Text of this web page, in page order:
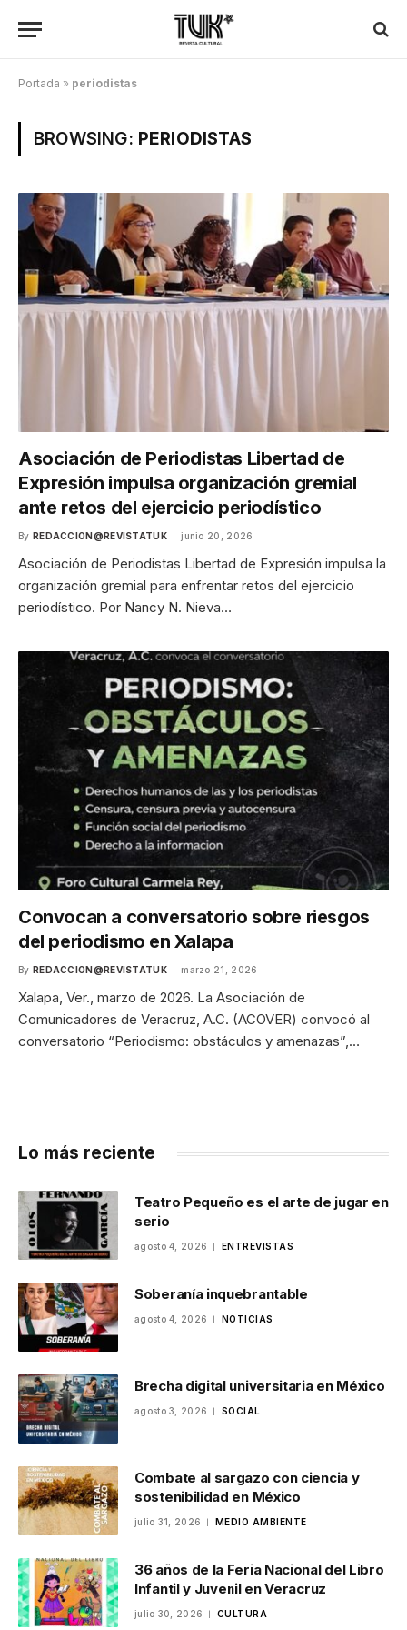
Portada » periodistas
BROWSING: PERIODISTAS
Asociación de Periodistas Libertad de
Expresión impulsa organización gremial
ante retos del ejercicio periodístico
By REDACCION@REVISTATUK junio 20, 2026
Asociación de Periodistas Libertad de Expresión impulsa la
organización gremial para enfrentar retos del ejercicio
periodístico. Por Nancy N. Nieva…
Convocan a conversatorio sobre riesgos
del periodismo en Xalapa
By REDACCION@REVISTATUK marzo 21, 2026
Xalapa, Ver., marzo de 2026. La Asociación de
Comunicadores de Veracruz, A.C. (ACOVER) convocó al
conversatorio “Periodismo: obstáculos y amenazas”,…
Lo más reciente
Teatro Pequeño es el arte de jugar en
serio
agosto 4, 2026 ENTREVISTAS
Soberanía inquebrantable
agosto 4, 2026 NOTICIAS
Brecha digital universitaria en México
agosto 3, 2026 SOCIAL
Combate al sargazo con ciencia y
sostenibilidad en México
julio 31, 2026 MEDIO AMBIENTE
36 años de la Feria Nacional del Libro
Infantil y Juvenil en Veracruz
julio 30, 2026 CULTURA